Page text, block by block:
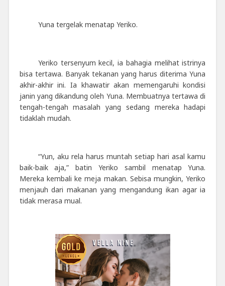
Yuna tergelak menatap Yeriko.
Yeriko tersenyum kecil, ia bahagia melihat istrinya
bisa tertawa. Banyak tekanan yang harus diterima Yuna
akhir-akhir ini. Ia khawatir akan memengaruhi kondisi
janin yang dikandung oleh Yuna. Membuatnya tertawa di
tengah-tengah masalah yang sedang mereka hadapi
tidaklah mudah.
“Yun, aku rela harus muntah setiap hari asal kamu
baik-baik aja,” batin Yeriko sambil menatap Yuna.
Mereka kembali ke meja makan. Sebisa mungkin, Yeriko
menjauh dari makanan yang mengandung ikan agar ia
tidak merasa mual.